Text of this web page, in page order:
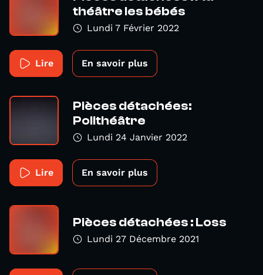
théâtre les bébés
Lundi 7 Février 2022
Lire En savoir plus
Pièces détachées:
Polithéâtre
Lundi 24 Janvier 2022
Lire En savoir plus
Pièces détachées : Loss
Lundi 27 Décembre 2021